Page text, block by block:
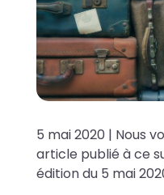
5 mai 2020 | Nous
article publié à ce
édition du 5 mai